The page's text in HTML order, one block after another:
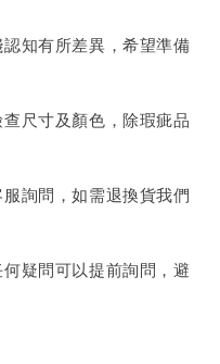
知有所差異，希望準備
尺寸及顏色，除瑕疵品
詢問，如需退換貨我們
疑問可以提前詢問，避